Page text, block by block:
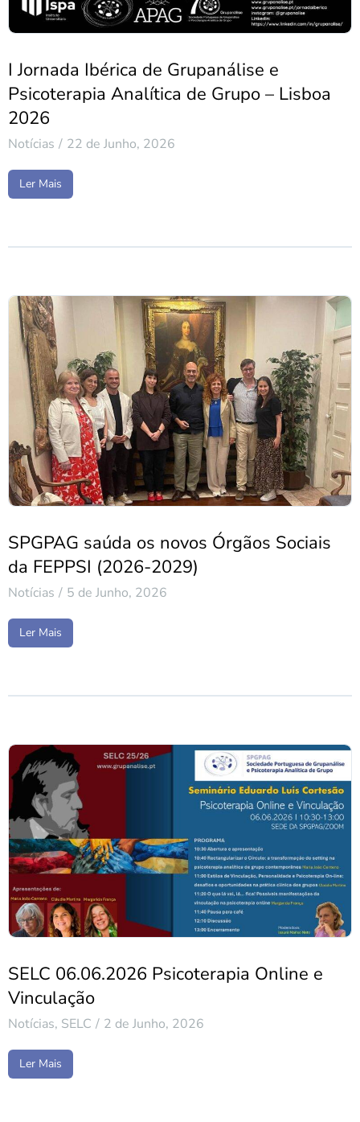
I Jornada Ibérica de Grupanálise e
Psicoterapia Analítica de Grupo – Lisboa
2026
Notícias 22 de Junho, 2026
Ler Mais
SPGPAG saúda os novos Órgãos Sociais
da FEPPSI (2026-2029)
Notícias 5 de Junho, 2026
Ler Mais
SELC 06.06.2026 Psicoterapia Online e
Vinculação
Notícias, SELC 2 de Junho, 2026
Ler Mais